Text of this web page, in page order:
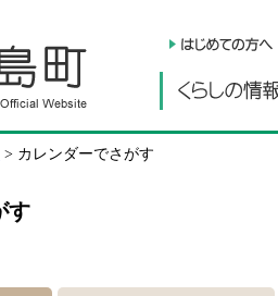
> カレンダーでさがす
す